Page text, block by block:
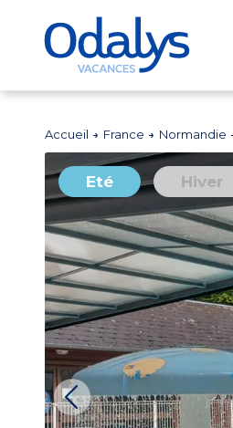
Accueil France Normandie
Eté Hiver